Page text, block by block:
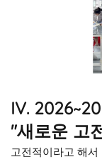
IV.
"새로운 고
고전적이라고 해